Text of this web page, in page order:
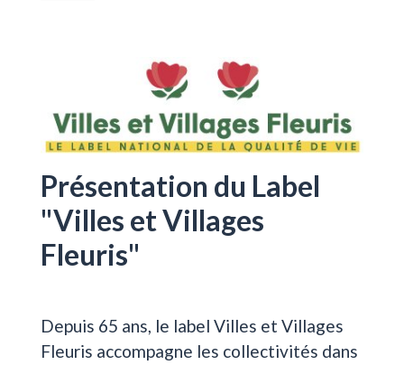
Présentation du Label
"Villes et Villages
Fleuris"
Depuis 65 ans, le label Villes et Villages
Fleuris accompagne les collectivités dans